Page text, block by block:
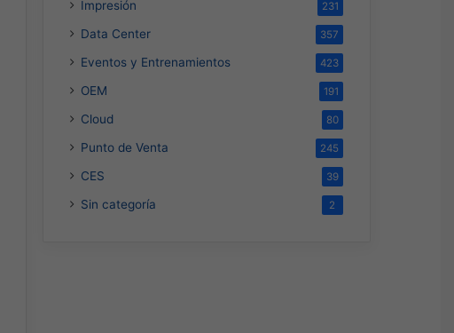
Impresión 231
Data Center 357
Eventos y Entrenamientos 423
OEM 191
Cloud 80
Punto de Venta 245
CES 39
Sin categoría 2